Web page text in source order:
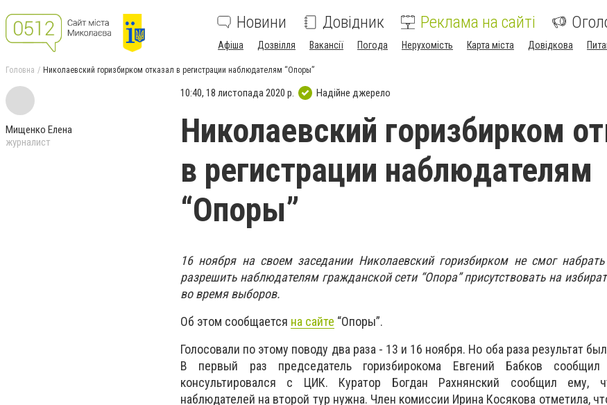
Новини Довідник Реклама на сайті
Афіша Дозвілля Вакансії Погода Нерухомість Карта міста Довідкова
Головна Николаевский горизбирком отказал в регистрации наблюдателям “Опоры”
Мищенко Елена
журналист
10:40, 18 листопада 2020 р. Надійне джерело
Николаевский горизбирком
в регистрации наблюдателям
“Опоры”
16 ноября на своем заседании Николаевский горизбирком не смог
разрешить наблюдателям гражданской сети “Опора” присутствовать на
во время выборов.
Об этом сообщается на сайте “Опоры”.
Голосовали по этому поводу два раза - 13 и 16 ноября. Но оба раза результат
В первый раз председатель горизбирокома Евгений Бабков
консультировался с ЦИК. Куратор Богдан Рахнянский сообщил ему,
наблюдателей на второй тур нужна. Член комиссии Ирина Косякова отметила,